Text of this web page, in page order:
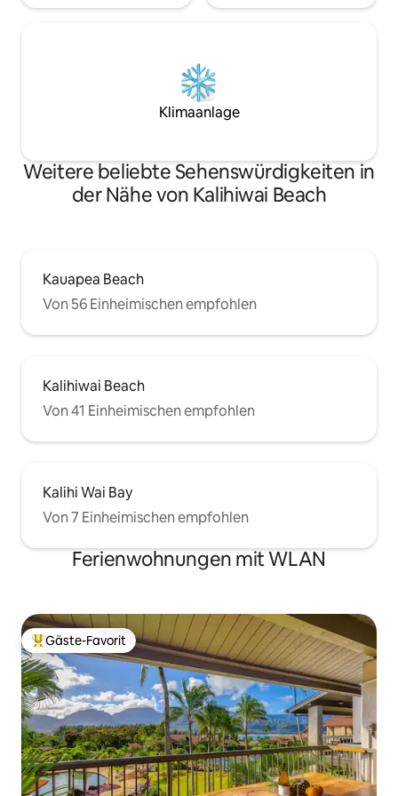
Klimaanlage
Weitere beliebte Sehenswürdigkeiten in
der Nähe von Kalihiwai Beach
Kauapea Beach
Von 56 Einheimischen empfohlen
Kalihiwai Beach
Von 41 Einheimischen empfohlen
Kalihi Wai Bay
Von 7 Einheimischen empfohlen
Ferienwohnungen mit WLAN
Beliebter Gäste-Favorit.
Gäste-Favorit